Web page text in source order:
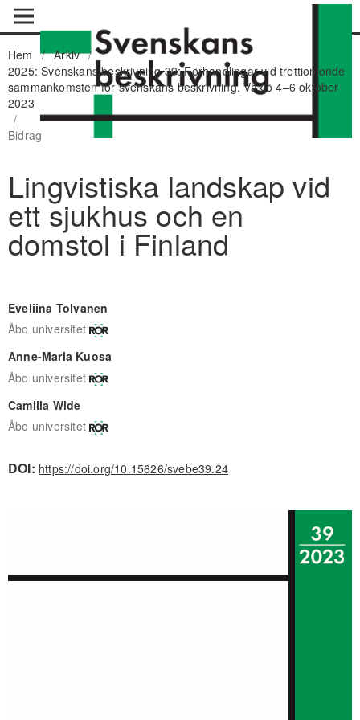
Hem / Arkiv /
2025: Svenskans beskrivning 39: Förhandlingar vid trettionionde
sammankomsten för svenskans beskrivning. Växjö 4–6 oktober
2023
/
Bidrag
Lingvistiska landskap vid
ett sjukhus och en
domstol i Finland
Eveliina Tolvanen
Åbo universitet
Anne-Maria Kuosa
Åbo universitet
Camilla Wide
Åbo universitet
DOI: https://doi.org/10.15626/svebe39.24